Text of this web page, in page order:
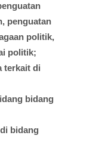
, penguatan
politik,
politik;
terkait di
bidang
di bidang